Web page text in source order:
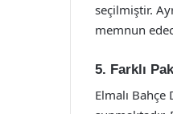
seçilmiştir.
memnun
5. Farklı
Elmalı